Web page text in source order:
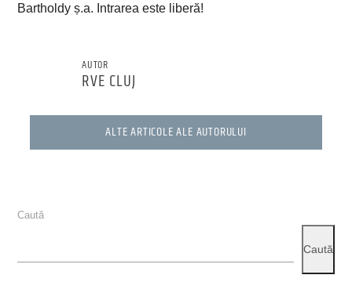
Bartholdy ș.a. Intrarea este liberă!
AUTOR
RVE CLUJ
ALTE ARTICOLE ALE AUTORULUI
Caută
Caută